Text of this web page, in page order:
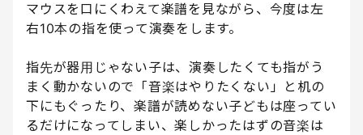
マウスを口にくわえて楽譜を見ながら、今度は左
右10本の指を使って演奏をします。
指先が器用じゃない子は、演奏したくても指がう
まく動かないので「音楽はやりたくない」と机の
下にもぐったり、楽譜が読めない子どもは座ってい
るだけになってしまい、楽しかったはずの音楽は